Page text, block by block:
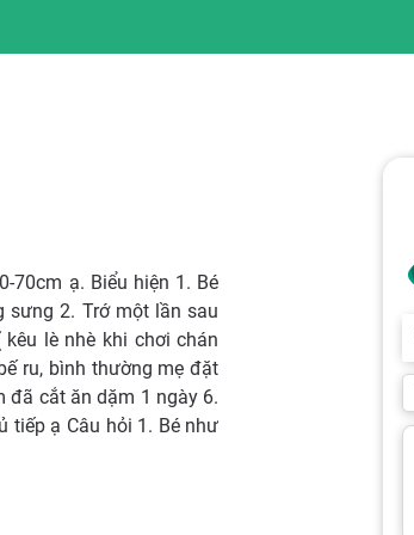
70cm ạ. Biểu hiện 1. Bé
sưng 2. Trớ một lần sau
lè nhè khi chơi chán
ru, bình thường mẹ đặt
đã cắt ăn dặm 1 ngày 6.
tiếp ạ Câu hỏi 1. Bé như